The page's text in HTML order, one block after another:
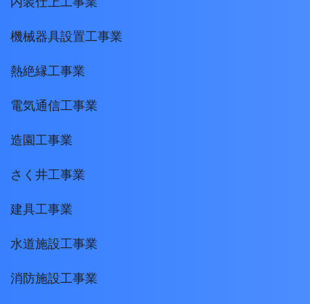
機械器具設置工事業
熱絶縁工事業
電気通信工事業
造園工事業
さく井工事業
建具工事業
水道施設工事業
消防施設工事業